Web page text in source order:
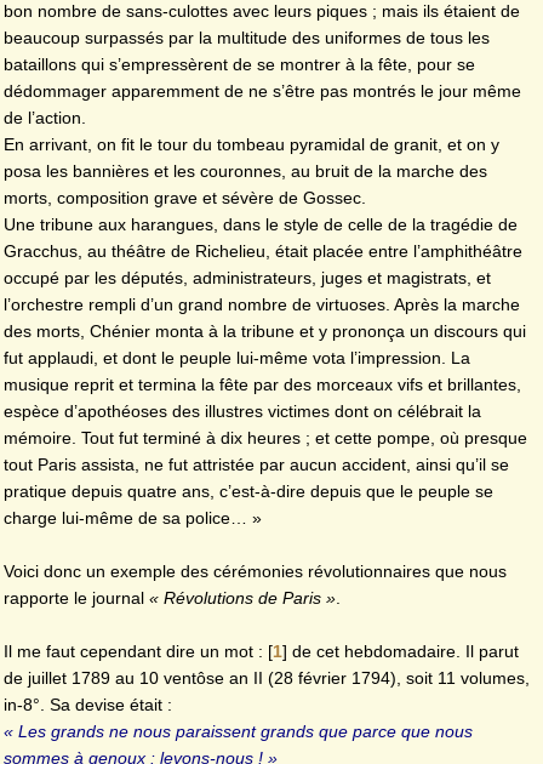
bon nombre de sans-culottes avec leurs piques ; mais ils étaient de
beaucoup surpassés par la multitude des uniformes de tous les
bataillons qui s’empressèrent de se montrer à la fête, pour se
dédommager apparemment de ne s’être pas montrés le jour même
de l’action.
En arrivant, on fit le tour du tombeau pyramidal de granit, et on y
posa les bannières et les couronnes, au bruit de la marche des
morts, composition grave et sévère de Gossec.
Une tribune aux harangues, dans le style de celle de la tragédie de
Gracchus, au théâtre de Richelieu, était placée entre l’amphithéâtre
occupé par les députés, administrateurs, juges et magistrats, et
l’orchestre rempli d’un grand nombre de virtuoses. Après la marche
des morts, Chénier monta à la tribune et y prononça un discours qui
fut applaudi, et dont le peuple lui-même vota l’impression. La
musique reprit et termina la fête par des morceaux vifs et brillantes,
espèce d’apothéoses des illustres victimes dont on célébrait la
mémoire. Tout fut terminé à dix heures ; et cette pompe, où presque
tout Paris assista, ne fut attristée par aucun accident, ainsi qu’il se
pratique depuis quatre ans, c’est-à-dire depuis que le peuple se
charge lui-même de sa police… »
Voici donc un exemple des cérémonies révolutionnaires que nous
rapporte le journal « Révolutions de Paris »
Il me faut cependant dire un mot : [1] de cet hebdomadaire. Il parut
de juillet 1789 au 10 ventôse an II (28 février 1794), soit 11 volumes,
in-8°. Sa devise était :
« Les grands ne nous paraissent grands que parce que nous
sommes à genoux : levons-nous ! »